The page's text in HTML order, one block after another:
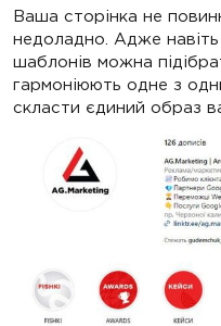
Ваша сторінка не
недоладно. Адже
шаблонів можна
гармоніюють одне з
скласти єдиний образ